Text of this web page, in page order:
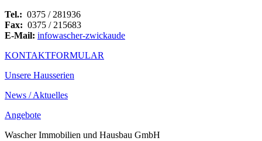
Tel.: 0375 / 281936
Fax: 0375 / 215683
E-Mail: infowascher-zwickaude
KONTAKTFORMULAR
Unsere Hausserien
News / Aktuelles
Angebote
Wascher Immobilien und Hausbau GmbH